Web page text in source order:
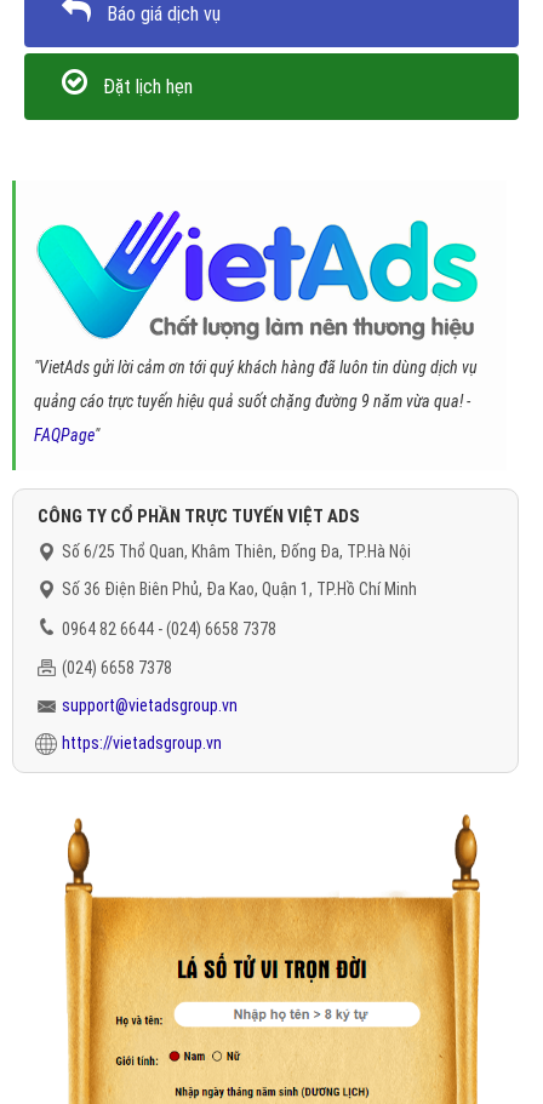
Báo giá dịch vụ
Đặt lịch hẹn
"VietAds gửi lời cảm ơn tới quý khách hàng đã luôn tin dùng dịch vụ
quảng cáo trực tuyến hiệu quả suốt chặng đường 9 năm vừa qua! -
FAQPage"
CÔNG TY CỔ PHẦN TRỰC TUYẾN VIỆT ADS
Số 6/25 Thổ Quan, Khâm Thiên, Đống Đa, TP.Hà Nội
Số 36 Điện Biên Phủ, Đa Kao, Quận 1, TP.Hồ Chí Minh
0964 82 6644 - (024) 6658 7378
(024) 6658 7378
support@vietadsgroup.vn
https://vietadsgroup.vn